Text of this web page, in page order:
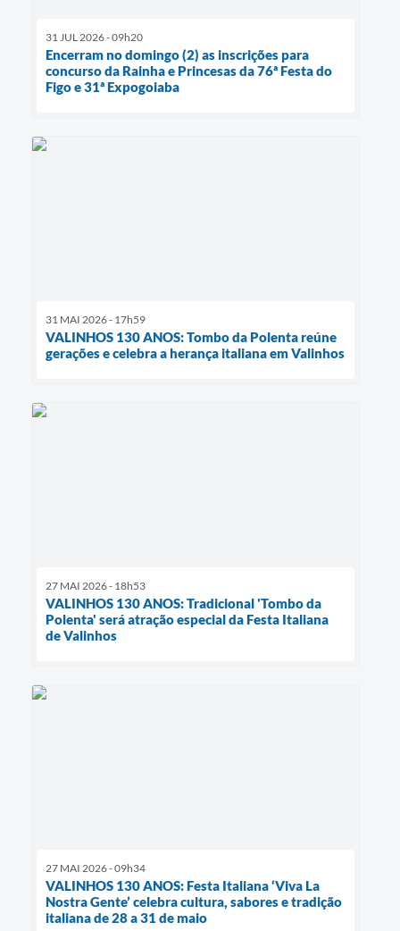
31 JUL 2026 - 09h20
Encerram no domingo (2) as inscrições para
concurso da Rainha e Princesas da 76ª Festa do
Figo e 31ª Expogoiaba
31 MAI 2026 - 17h59
VALINHOS 130 ANOS: Tombo da Polenta reúne
gerações e celebra a herança italiana em Valinhos
27 MAI 2026 - 18h53
VALINHOS 130 ANOS: Tradicional 'Tombo da
Polenta' será atração especial da Festa Italiana
de Valinhos
27 MAI 2026 - 09h34
VALINHOS 130 ANOS: Festa Italiana ‘Viva La
Nostra Gente’ celebra cultura, sabores e tradição
italiana de 28 a 31 de maio